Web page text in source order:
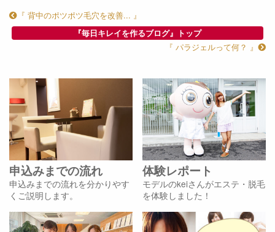
『 背中のポツポツ毛穴を改善... 』
『毎日キレイを作るブログ』トップ
『 パラジェルって何？ 』
申込みまでの流れ
申込みまでの流れを分かりやす
くご説明します。
体験レポート
モデルのkeiさんがエステ・脱毛
を体験しました！